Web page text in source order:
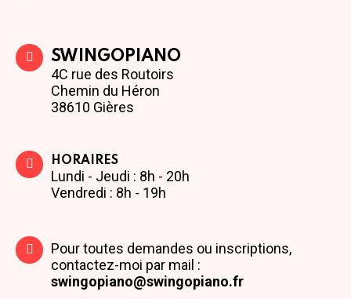
SWINGOPIANO
4C rue des Routoirs
Chemin du Héron
38610 Gières
HORAIRES
Lundi - Jeudi : 8h - 20h
Vendredi : 8h - 19h
Pour toutes demandes ou inscriptions,
contactez-moi par mail :
swingopiano@swingopiano.fr